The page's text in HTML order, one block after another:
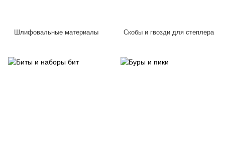
Шлифовальные материалы Скобы и гвозди для степлера